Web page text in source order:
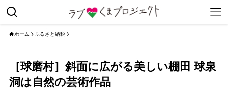
ホーム ふるさと納税
［球磨村］斜面に広がる美しい棚田 球泉
洞は自然の芸術作品